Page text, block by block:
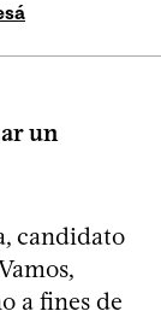
un
candidato
a fines de